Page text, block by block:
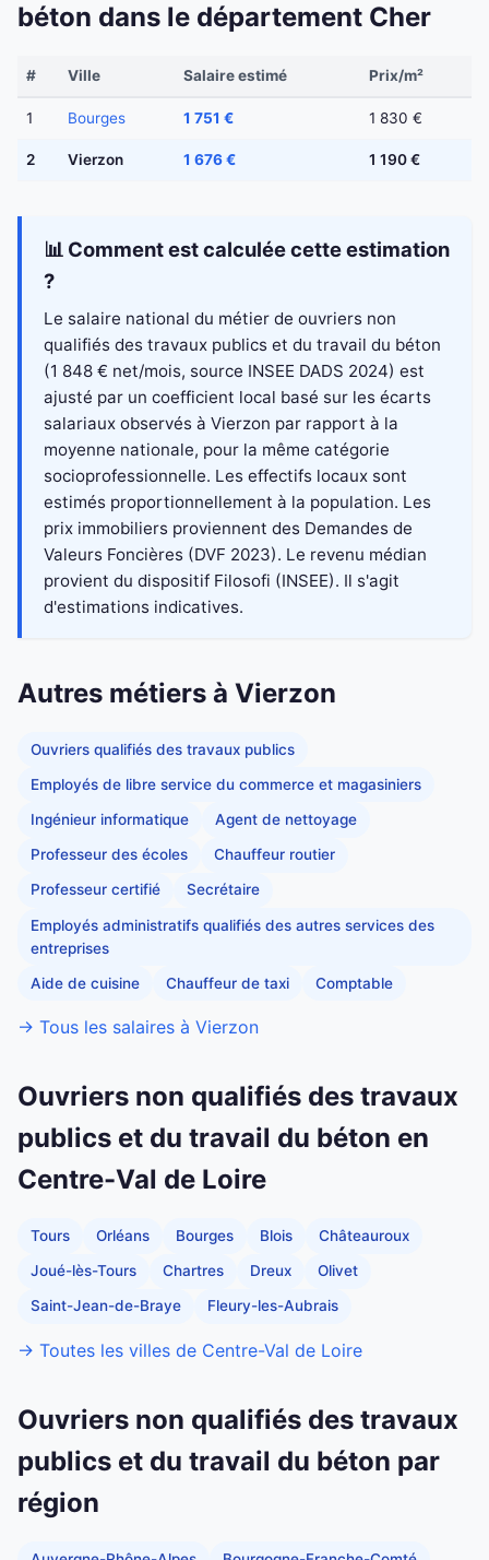
béton dans le département Cher
# Ville Salaire estimé Prix/m²
1 Bourges 1 751 € 1 830 €
2 Vierzon 1 676 € 1 190 €
📊 Comment est calculée cette estimation
?
Le salaire national du métier de ouvriers non
qualifiés des travaux publics et du travail du béton
(1 848 € net/mois, source INSEE DADS 2024) est
ajusté par un coefficient local basé sur les écarts
salariaux observés à Vierzon par rapport à la
moyenne nationale, pour la même catégorie
socioprofessionnelle. Les effectifs locaux sont
estimés proportionnellement à la population. Les
prix immobiliers proviennent des Demandes de
Valeurs Foncières (DVF 2023). Le revenu médian
provient du dispositif Filosofi (INSEE). Il s'agit
d'estimations indicatives.
Autres métiers à Vierzon
Ouvriers qualifiés des travaux publics
Employés de libre service du commerce et magasiniers
Ingénieur informatique Agent de nettoyage
Professeur des écoles Chauffeur routier
Professeur certifié Secrétaire
Employés administratifs qualifiés des autres services des
entreprises
Aide de cuisine Chauffeur de taxi Comptable
→ Tous les salaires à Vierzon
Ouvriers non qualifiés des travaux
publics et du travail du béton en
Centre-Val de Loire
Tours Orléans Bourges Blois Châteauroux
Joué-lès-Tours Chartres Dreux Olivet
Saint-Jean-de-Braye Fleury-les-Aubrais
→ Toutes les villes de Centre-Val de Loire
Ouvriers non qualifiés des travaux
publics et du travail du béton par
région